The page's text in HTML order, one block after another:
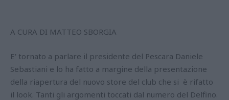
A CURA DI MATTEO SBORGIA
E' tornato a parlare il presidente del Pescara Daniele
Sebastiani e lo ha fatto a margine della presentazione
della riapertura del nuovo store del club che si è rifatto
il look. Tanti gli argomenti toccati dal numero del Delfino.